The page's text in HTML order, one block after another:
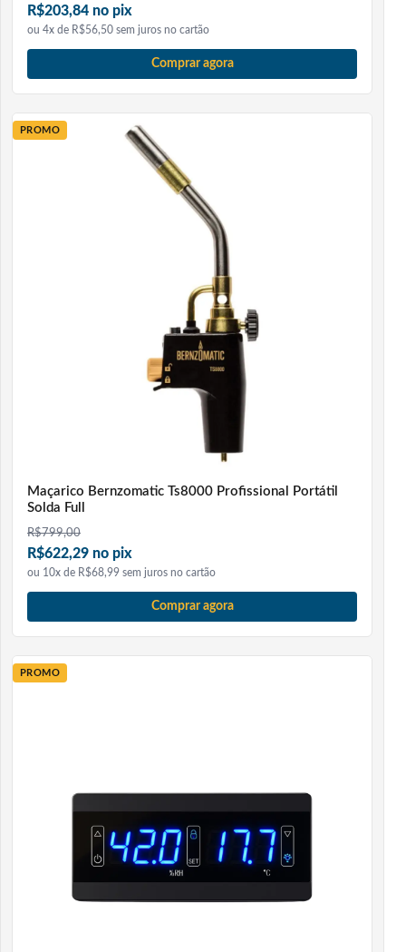
R$203,84 no pix
ou 4x de R$56,50 sem juros no cartão
Comprar agora
PROMO
Maçarico Bernzomatic Ts8000 Profissional Portátil
Solda Full
R$799,00
R$622,29 no pix
ou 10x de R$68,99 sem juros no cartão
Comprar agora
PROMO